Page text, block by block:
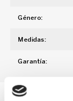
Género:
Medidas:
Garantía: